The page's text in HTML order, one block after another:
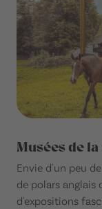
Musées de
Envie d'un peu
de polars anglais
d'expositions